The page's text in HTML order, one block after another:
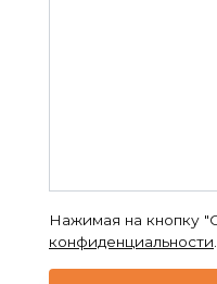
Нажимая на кнопку
конфиденциальности.